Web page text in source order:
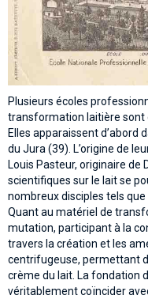
Plusieurs écoles
transformation laitière sont
Elles apparaissent d’abord
du Jura (39). L’origine de
Louis Pasteur, originaire de
scientifiques sur le lait se
nombreux disciples tels que
Quant au matériel de
mutation, participant à la
travers la création et les
centrifugeuse, permettant
crème du lait. La fondation
véritablement coïncider